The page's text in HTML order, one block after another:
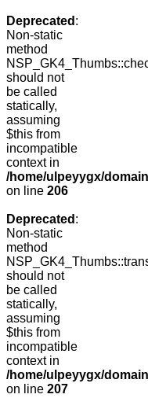
Deprecated :
Non-static
method
should not
be called
statically,
assuming
$this from
incompatible
context in
/home/ulpeyygx/
on line 206
Deprecated :
Non-static
method
should not
be called
statically,
assuming
$this from
incompatible
context in
/home/ulpeyygx/
on line 207